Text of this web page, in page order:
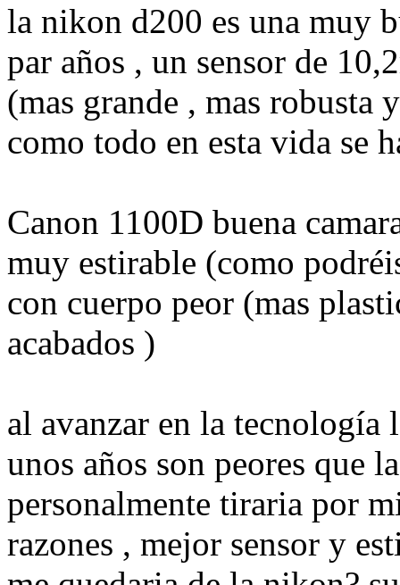
la nikon d200 es una muy
par años , un sensor de
(mas grande , mas robusta
como todo en esta vida se
Canon 1100D buena
muy estirable (como
con cuerpo peor (mas
acabados )
al avanzar en la tecnología
unos años son peores que
personalmente tiraria por
razones , mejor sensor y